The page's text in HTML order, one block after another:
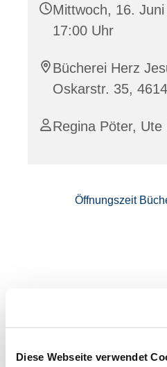
Diese Webseite verwendet
Mittwoch, 16.
17:00 Uhr
Bücherei Herz
Oskarstr. 35,
Regina Pöter, Ute
Öffnungszeit